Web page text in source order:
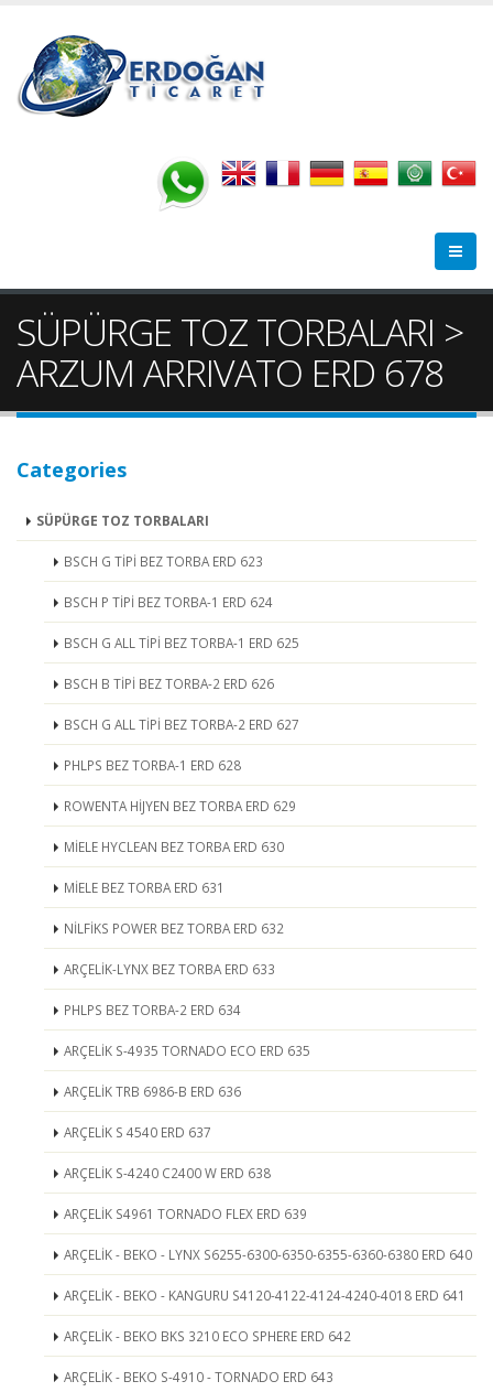
SÜPÜRGE TOZ TORBALARI >
ARZUM ARRIVATO ERD 678
Categories
SÜPÜRGE TOZ TORBALARI
BSCH G TİPİ BEZ TORBA ERD 623
BSCH P TİPİ BEZ TORBA-1 ERD 624
BSCH G ALL TİPİ BEZ TORBA-1 ERD 625
BSCH B TİPİ BEZ TORBA-2 ERD 626
BSCH G ALL TİPİ BEZ TORBA-2 ERD 627
PHLPS BEZ TORBA-1 ERD 628
ROWENTA HİJYEN BEZ TORBA ERD 629
MİELE HYCLEAN BEZ TORBA ERD 630
MİELE BEZ TORBA ERD 631
NİLFİKS POWER BEZ TORBA ERD 632
ARÇELİK-LYNX BEZ TORBA ERD 633
PHLPS BEZ TORBA-2 ERD 634
ARÇELİK S-4935 TORNADO ECO ERD 635
ARÇELİK TRB 6986-B ERD 636
ARÇELİK S 4540 ERD 637
ARÇELİK S-4240 C2400 W ERD 638
ARÇELİK S4961 TORNADO FLEX ERD 639
ARÇELİK - BEKO - LYNX S6255-6300-6350-6355-6360-6380 ERD 640
ARÇELİK - BEKO - KANGURU S4120-4122-4124-4240-4018 ERD 641
ARÇELİK - BEKO BKS 3210 ECO SPHERE ERD 642
ARÇELİK - BEKO S-4910 - TORNADO ERD 643